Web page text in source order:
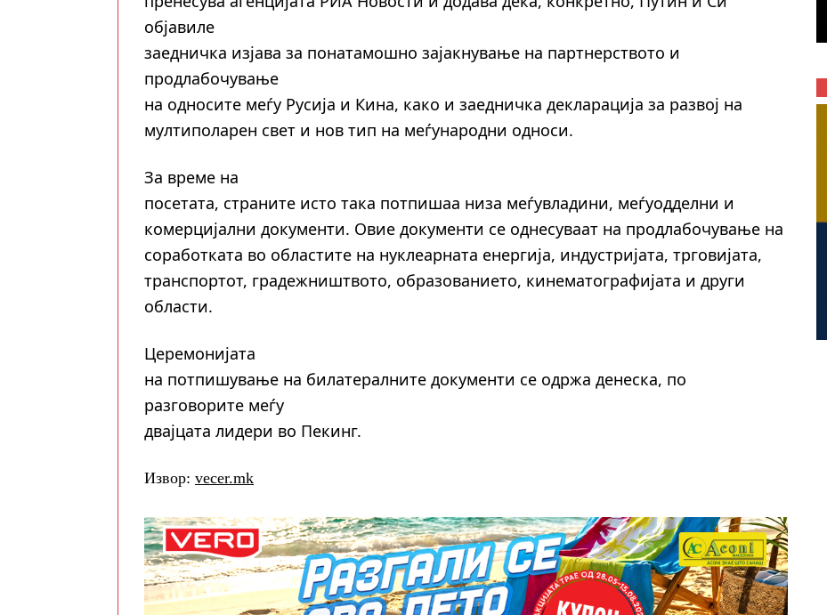
објавиле
заедничка изјава за понатамошно зајакнување на партнерството и
продлабочување
на односите меѓу Русија и Кина, како и заедничка декларација за развој на
мултиполарен свет и нов тип на меѓународни односи.
За време на
посетата, страните исто така потпишаа низа меѓувладини, меѓуодделни и
комерцијални документи. Овие документи се однесуваат на продлабочување на
соработката во областите на нуклеарната енергија, индустријата, трговијата,
транспортот, градежништвото, образованието, кинематографијата и други
области.
Церемонијата
на потпишување на билатералните документи се одржа денеска, по
разговорите меѓу
двајцата лидери во Пекинг.
Извор: vecer.mk